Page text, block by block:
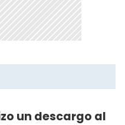
un descargo al